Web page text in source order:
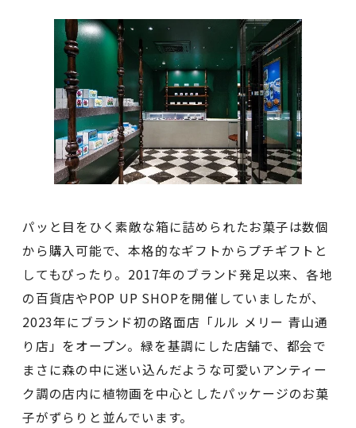
パッと目をひく素敵な箱に詰められたお菓子は数個
から購入可能で、本格的なギフトからプチギフトと
してもぴったり。2017年のブランド発足以来、各地
の百貨店やPOP UP SHOPを開催していましたが、
2023年にブランド初の路面店「ルル メリー 青山通
り店」をオープン。緑を基調にした店舗で、都会で
まさに森の中に迷い込んだような可愛いアンティー
ク調の店内に植物画を中心としたパッケージのお菓
子がずらりと並んでいます。